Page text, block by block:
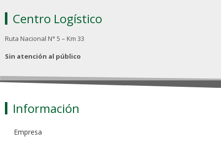
Centro Logístico
Ruta Nacional N° 5 – Km 33
Sin atención al público
Información
Empresa